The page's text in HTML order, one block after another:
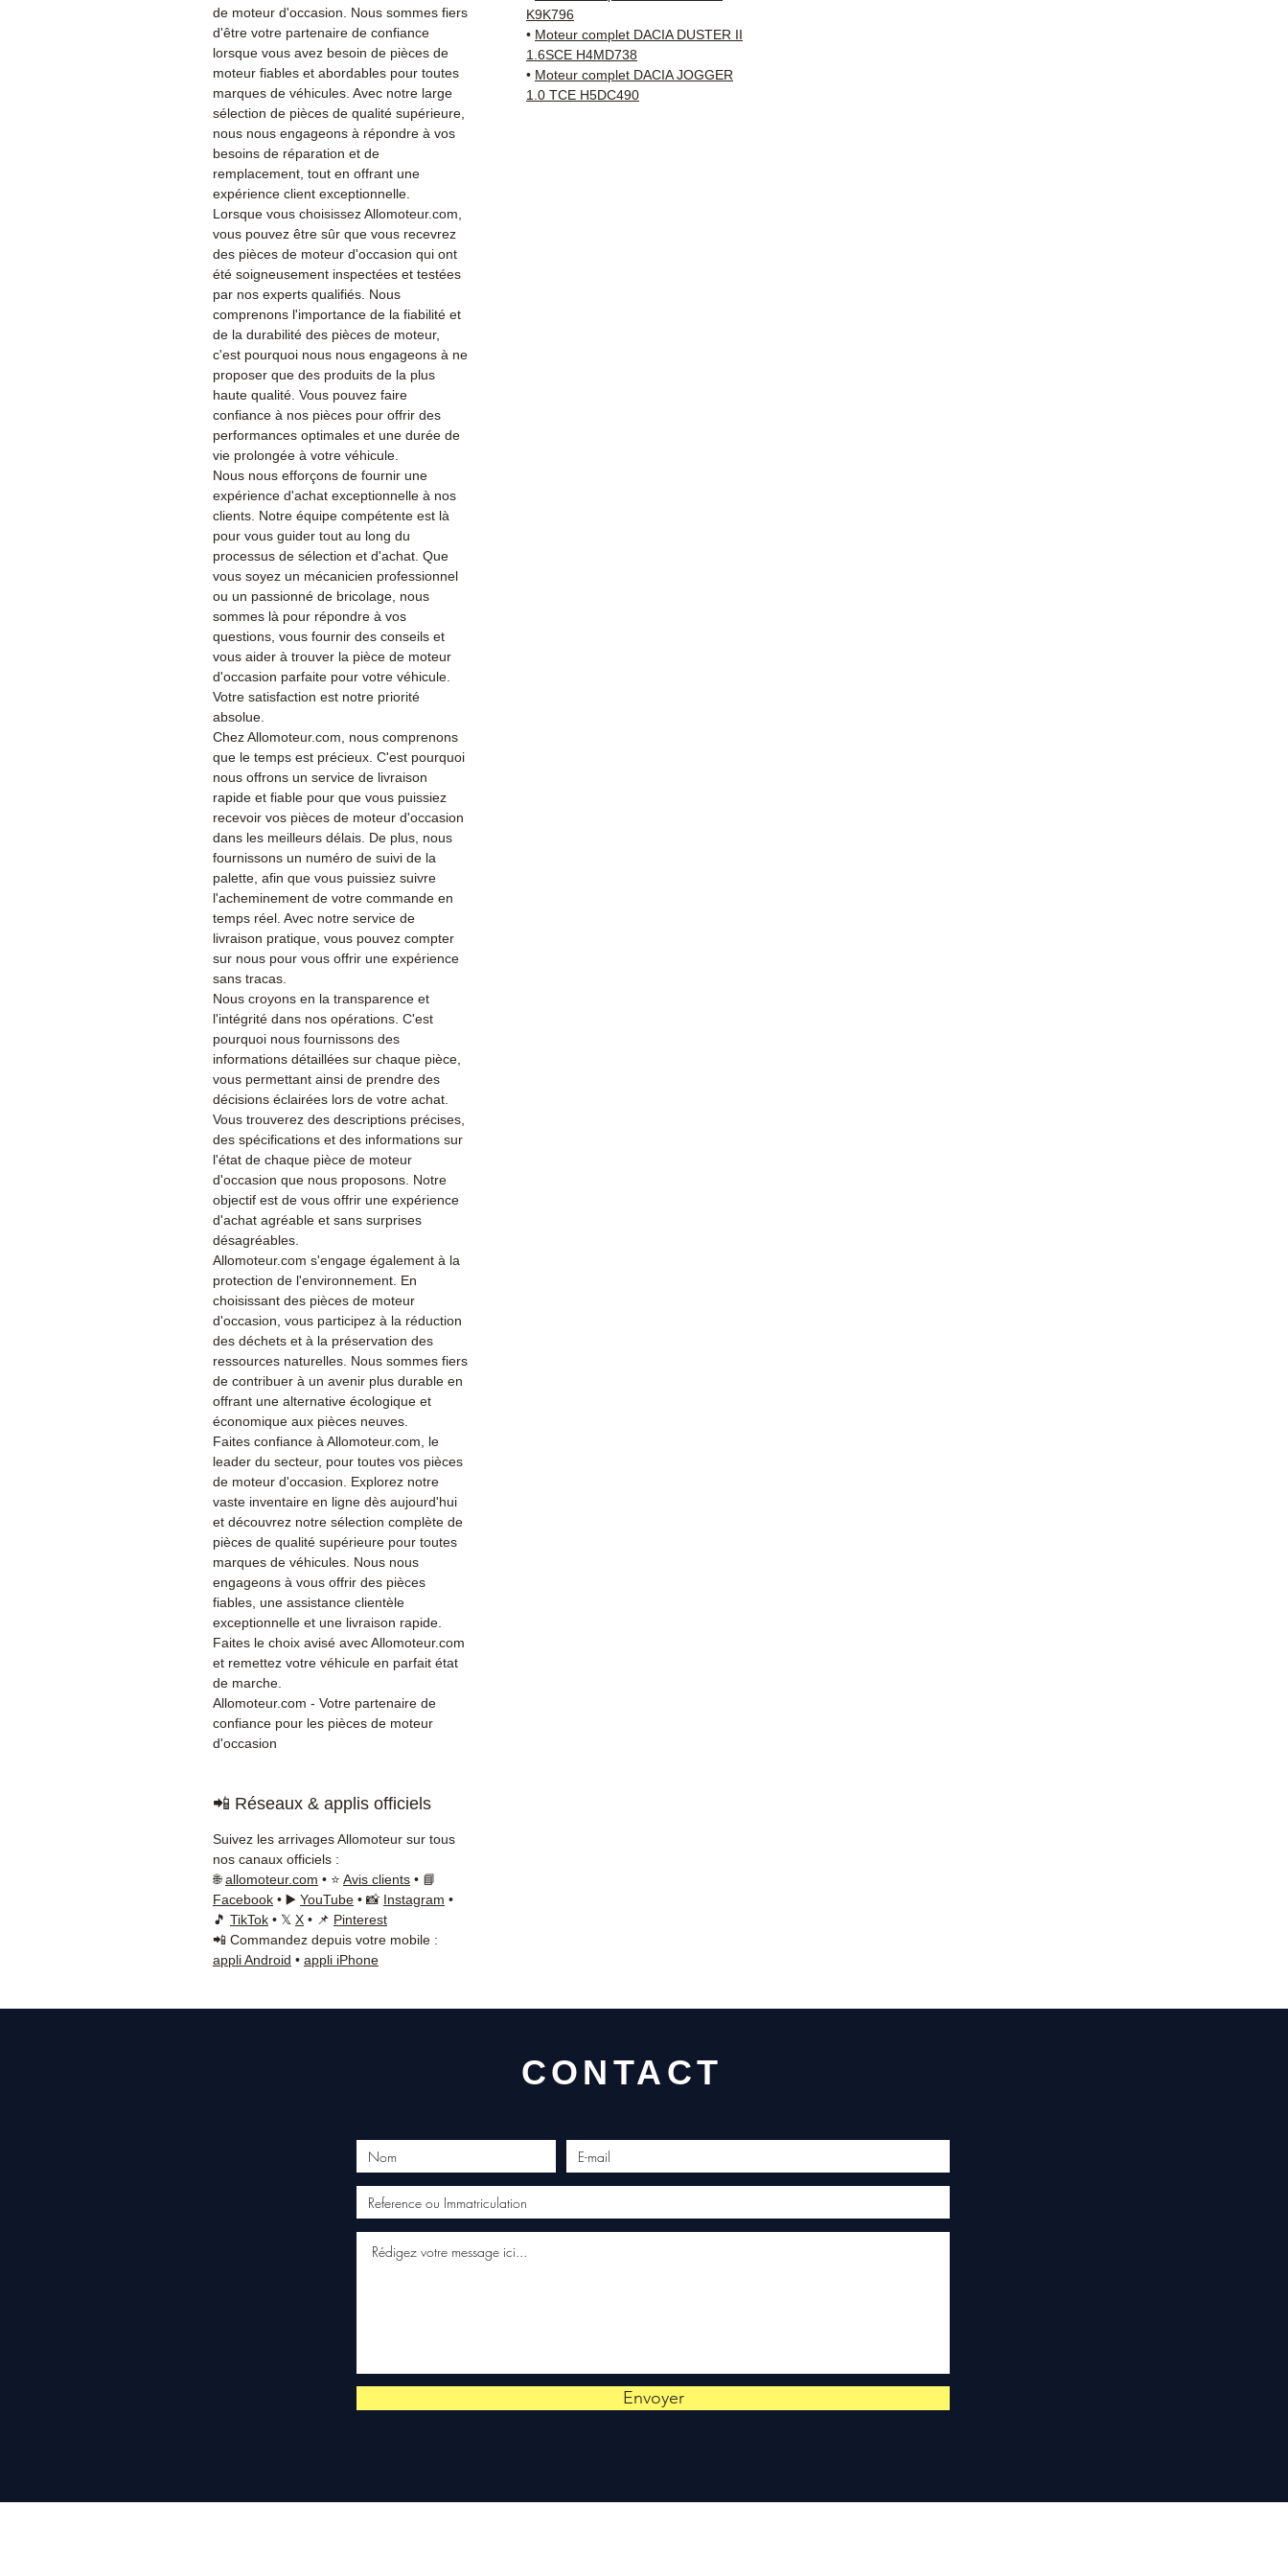
de moteur d'occasion. Nous sommes fiers
d'être votre partenaire de confiance
lorsque vous avez besoin de pièces de
moteur fiables et abordables pour toutes
marques de véhicules. Avec notre large
sélection de pièces de qualité supérieure,
nous nous engageons à répondre à vos
besoins de réparation et de
remplacement, tout en offrant une
expérience client exceptionnelle.
Lorsque vous choisissez Allomoteur.com,
vous pouvez être sûr que vous recevrez
des pièces de moteur d'occasion qui ont
été soigneusement inspectées et testées
par nos experts qualifiés. Nous
comprenons l'importance de la fiabilité et
de la durabilité des pièces de moteur,
c'est pourquoi nous nous engageons à ne
proposer que des produits de la plus
haute qualité. Vous pouvez faire
confiance à nos pièces pour offrir des
performances optimales et une durée de
vie prolongée à votre véhicule.
Nous nous efforçons de fournir une
expérience d'achat exceptionnelle à nos
clients. Notre équipe compétente est là
pour vous guider tout au long du
processus de sélection et d'achat. Que
vous soyez un mécanicien professionnel
ou un passionné de bricolage, nous
sommes là pour répondre à vos
questions, vous fournir des conseils et
vous aider à trouver la pièce de moteur
d'occasion parfaite pour votre véhicule.
Votre satisfaction est notre priorité
absolue.
Chez Allomoteur.com, nous comprenons
que le temps est précieux. C'est pourquoi
nous offrons un service de livraison
rapide et fiable pour que vous puissiez
recevoir vos pièces de moteur d'occasion
dans les meilleurs délais. De plus, nous
fournissons un numéro de suivi de la
palette, afin que vous puissiez suivre
l'acheminement de votre commande en
temps réel. Avec notre service de
livraison pratique, vous pouvez compter
sur nous pour vous offrir une expérience
sans tracas.
Nous croyons en la transparence et
l'intégrité dans nos opérations. C'est
pourquoi nous fournissons des
informations détaillées sur chaque pièce,
vous permettant ainsi de prendre des
décisions éclairées lors de votre achat.
Vous trouverez des descriptions précises,
des spécifications et des informations sur
l'état de chaque pièce de moteur
d'occasion que nous proposons. Notre
objectif est de vous offrir une expérience
d'achat agréable et sans surprises
désagréables.
Allomoteur.com s'engage également à la
protection de l'environnement. En
choisissant des pièces de moteur
d'occasion, vous participez à la réduction
des déchets et à la préservation des
ressources naturelles. Nous sommes fiers
de contribuer à un avenir plus durable en
offrant une alternative écologique et
économique aux pièces neuves.
Faites confiance à Allomoteur.com, le
leader du secteur, pour toutes vos pièces
de moteur d'occasion. Explorez notre
vaste inventaire en ligne dès aujourd'hui
et découvrez notre sélection complète de
pièces de qualité supérieure pour toutes
marques de véhicules. Nous nous
engageons à vous offrir des pièces
fiables, une assistance clientèle
exceptionnelle et une livraison rapide.
Faites le choix avisé avec Allomoteur.com
et remettez votre véhicule en parfait état
de marche.
Allomoteur.com - Votre partenaire de
confiance pour les pièces de moteur
d'occasion
K9K796
• Moteur complet DACIA DUSTER II
1.6SCE H4MD738
• Moteur complet DACIA JOGGER
1.0 TCE H5DC490
📲 Réseaux & applis officiels
Suivez les arrivages Allomoteur sur tous
nos canaux officiels :
🌐allomoteur.com • ⭐ Avis clients • 📘
Facebook • ▶️ YouTube • 📸 Instagram •
🎵 TikTok • 𝕏 X • 📌 Pinterest
📲 Commandez depuis votre mobile :
appli Android • appli iPhone
CONTACT
Envoyer